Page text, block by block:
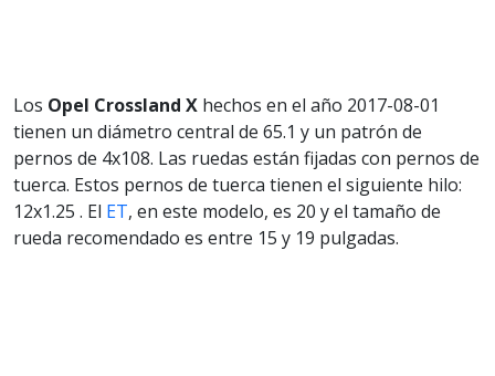
Los Opel Crossland X hechos en el año 2017-08-01
tienen un diámetro central de 65.1 y un patrón de
pernos de 4x108. Las ruedas están fijadas con pernos de
tuerca. Estos pernos de tuerca tienen el siguiente hilo:
12x1.25 . El ET, en este modelo, es 20 y el tamaño de
rueda recomendado es entre 15 y 19 pulgadas.